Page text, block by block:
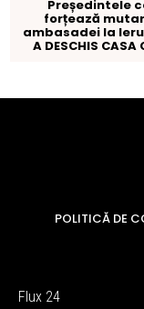
POLITICĂ DE
Flux 24